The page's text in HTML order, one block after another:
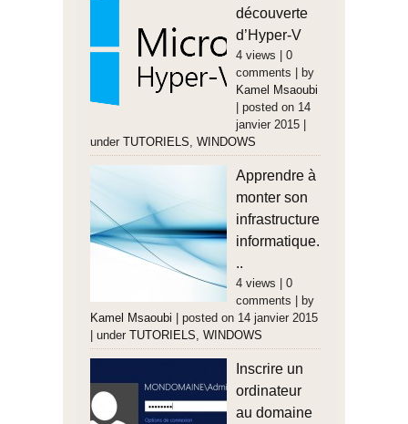
découverte
d’Hyper-V
4 views | 0
comments | by
Kamel Msaoubi
| posted on 14
janvier 2015 |
under TUTORIELS WINDOWS
Apprendre à
monter son
infrastructure
informatique.
..
4 views | 0
comments | by
Kamel Msaoubi | posted on 14 janvier 2015
| under TUTORIELS WINDOWS
Inscrire un
ordinateur
au domaine